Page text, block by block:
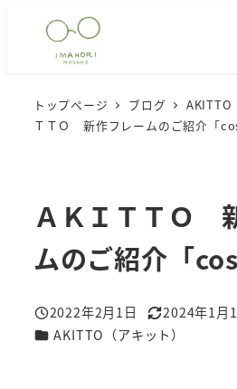
トップページ ブログ AKITTO
ＴＴＯ 新作フレームのご紹介「
ＡＫＩＴＴＯ
ムのご紹介「
投稿日
2022年2月1日
更新日
2024年1月
カテゴリー
AKITTO（アキット）